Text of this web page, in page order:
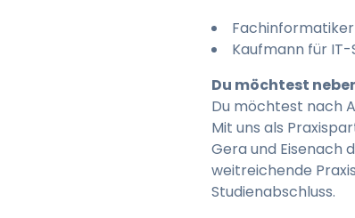
Kaufmann für
Du möchtest
Du möchtest nach
Mit uns als
Gera und Eisenach
weitreichende
Studienabschluss.